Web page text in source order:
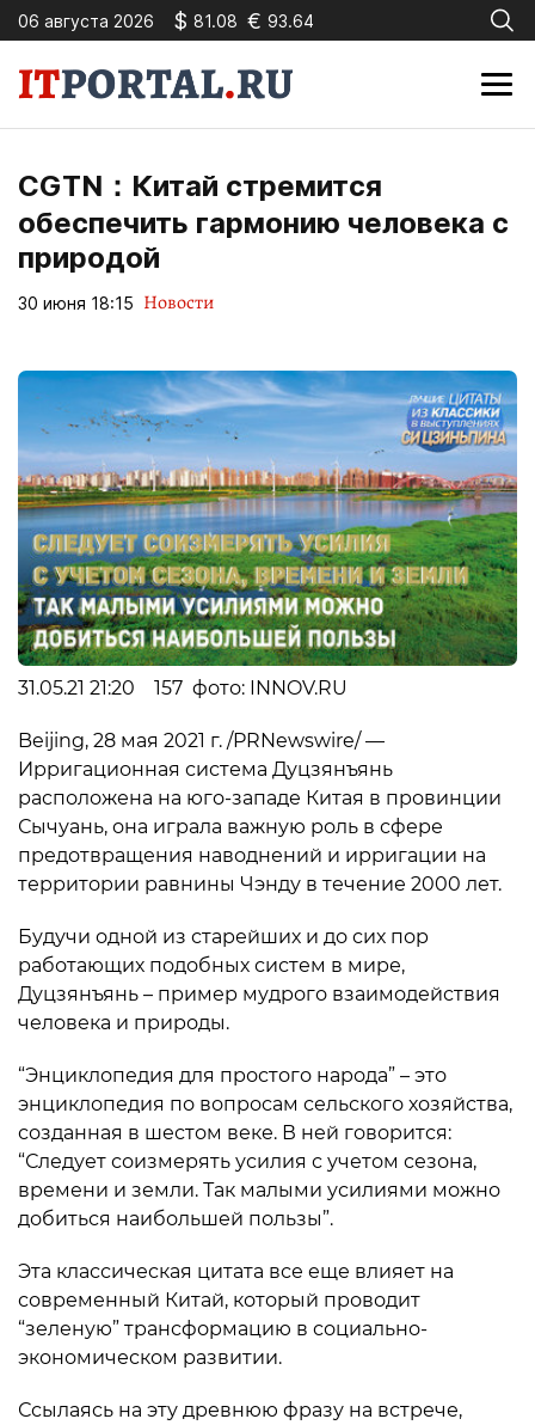
06 августа 2026 $ 81.08 € 93.64
CGTN：Китай стремится
обеспечить гармонию человека с
природой
30 июня 18:15 Новости
31.05.21 21:20 157 фото: INNOV.RU
Beijing, 28 мая 2021 г. /PRNewswire/ —
Ирригационная система Дуцзянъянь
расположена на юго-западе Китая в провинции
Сычуань, она играла важную роль в сфере
предотвращения наводнений и ирригации на
территории равнины Чэнду в течение 2000 лет.
Будучи одной из старейших и до сих пор
работающих подобных систем в мире,
Дуцзянъянь – пример мудрого взаимодействия
человека и природы.
“Энциклопедия для простого народа” – это
энциклопедия по вопросам сельского хозяйства,
созданная в шестом веке. В ней говорится:
“Следует соизмерять усилия с учетом сезона,
времени и земли. Так малыми усилиями можно
добиться наибольшей пользы”.
Эта классическая цитата все еще влияет на
современный Китай, который проводит
“зеленую” трансформацию в социально-
экономическом развитии.
Ссылаясь на эту древнюю фразу на встрече,